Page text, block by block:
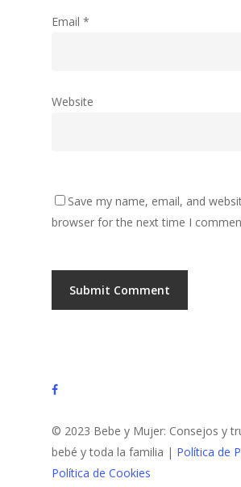
Email *
Website
Save my name, email, and
browser for the next time I
facebook
© 2023 Bebe y Mujer: Consejos y
bebé y toda la familia | Política de
Política de Cookies